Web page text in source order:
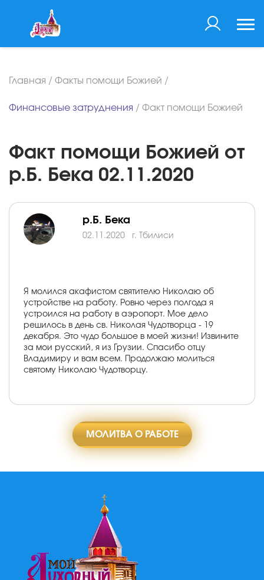
Главная / Факты помощи Божией /
Финансовые затруднения / Факт помощи Божией
Факт помощи Божией от
р.Б. Бека 02.11.2020
р.Б. Бека
02.11.2020 г. Тбилиси
Я молился акафистом святителю Николаю об
устройстве на работу. Ровно через полгода я
устроился на работу в аэропорт. Мое дело
решилось в день св. Николая Чудотворца - 19
декабря. Это чудо большое в моей жизни! Извините
за мои русский, я из Грузии. Спасибо отцу
Владимиру и вам всем. Продолжаю молиться
святому Николаю Чудотворцу.
МОЛИТВА О РАБОТЕ